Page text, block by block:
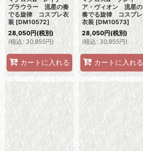
プラウラー 流星の奏
でる旋律 コスプレ衣
装 [DM10572]
28,050円(税別)
(税込 : 30,855円)
カートに入れる
ア・ヴィオン 流星の
奏でる旋律 コスプレ
衣装 [DM10573]
28,050円(税別)
(税込: 30,855円)
カートに入れる